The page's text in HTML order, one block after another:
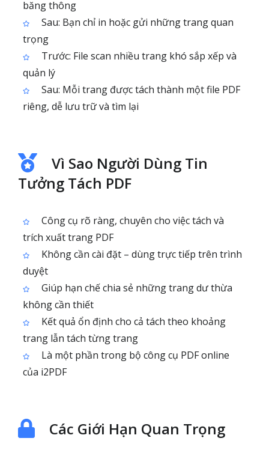
băng thông
Sau: Bạn chỉ in hoặc gửi những trang quan
trọng
Trước: File scan nhiều trang khó sắp xếp và
quản lý
Sau: Mỗi trang được tách thành một file PDF
riêng, dễ lưu trữ và tìm lại
Vì Sao Người Dùng Tin
Tưởng Tách PDF
Công cụ rõ ràng, chuyên cho việc tách và
trích xuất trang PDF
Không cần cài đặt – dùng trực tiếp trên trình
duyệt
Giúp hạn chế chia sẻ những trang dư thừa
không cần thiết
Kết quả ổn định cho cả tách theo khoảng
trang lẫn tách từng trang
Là một phần trong bộ công cụ PDF online
của i2PDF
Các Giới Hạn Quan Trọng